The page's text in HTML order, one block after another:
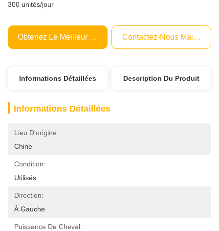
300 unités/jour
Obtenez Le Meilleur Prix Contactez-Nous Maintenant
Informations Détaillées Description Du Produit
Informations Détaillées
Lieu D'origine:
Chine
Condition:
Utilisés
Direction:
À Gauche
Puissance De Cheval: